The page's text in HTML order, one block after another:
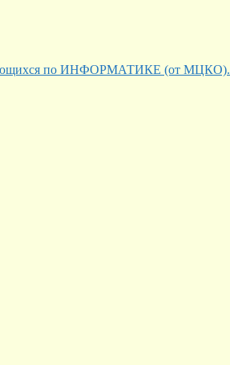
по ИНФОРМАТИКЕ (от МЦКО).